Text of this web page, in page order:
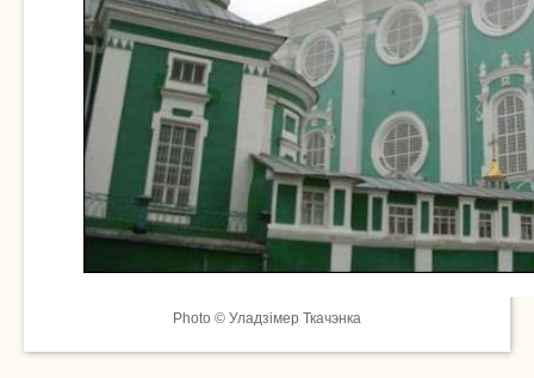
Photo © Уладзімер Ткачэнка